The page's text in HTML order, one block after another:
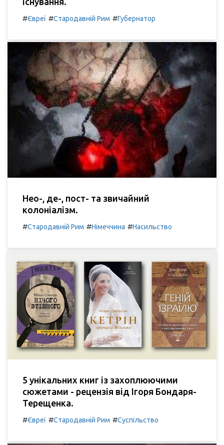
#Євреї #Стародавній Рим #Губернатор
Нео-, де-, пост- та звичайний
колоніалізм.
#Стародавній Рим #Німеччина #Насильство
5 унікальних книг із захоплюючими
сюжетами - рецензія від Ігоря Бондаря-
Терещенка.
#Євреї #Стародавній Рим #Суспільство